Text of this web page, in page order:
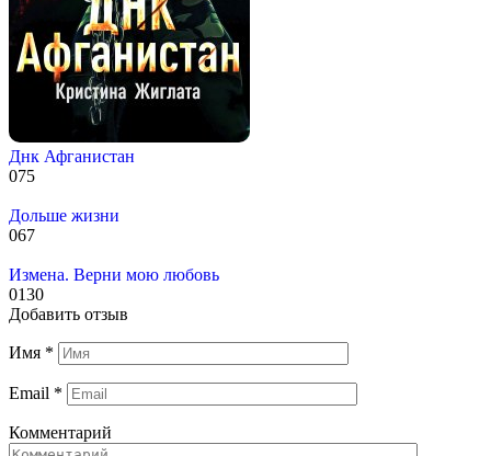
Днк Афганистан
075
Дольше жизни
067
Измена. Верни мою любовь
0130
Добавить отзыв
Имя *
Email *
Комментарий